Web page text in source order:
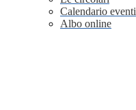
Calendario eventi
Albo online